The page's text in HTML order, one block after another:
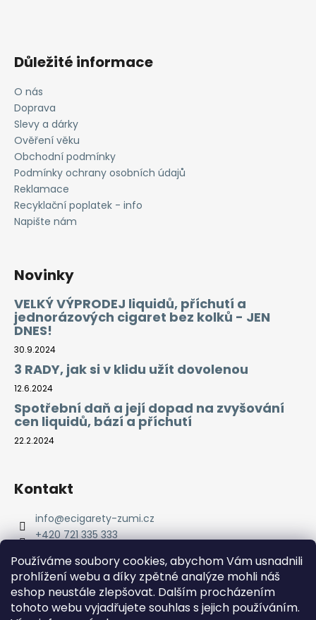
Používáme soubory cookies, abychom Vám usnadnili
prohlížení webu a díky zpětné analýze mohli náš
eshop neustále zlepšovat. Dalším procházením
tohoto webu vyjadřujete souhlas s jejich používáním.
Důležité informace
O nás
Doprava
Slevy a dárky
Ověření věku
Obchodní podmínky
Podmínky ochrany osobních údajů
Reklamace
Recyklační poplatek - info
Napište nám
Novinky
VELKÝ VÝPRODEJ liquidů, příchutí a
jednorázových cigaret bez kolků - JEN
DNES!
30.9.2024
3 RADY, jak si v klidu užít dovolenou
12.6.2024
Spotřební daň a její dopad na zvyšování
cen liquidů, bází a příchutí
22.2.2024
Kontakt
info@ecigarety-zumi.cz
+420 721 335 333